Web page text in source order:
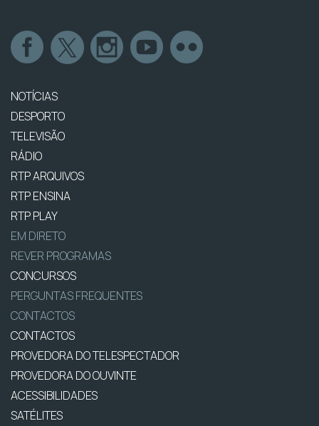
NOTÍCIAS
DESPORTO
TELEVISÃO
RÁDIO
RTP ARQUIVOS
RTP ENSINA
RTP PLAY
EM DIRETO
REVER PROGRAMAS
CONCURSOS
PERGUNTAS FREQUENTES
CONTACTOS
CONTACTOS
PROVEDORA DO TELESPECTADOR
PROVEDORA DO OUVINTE
ACESSIBILIDADES
SATÉLITES